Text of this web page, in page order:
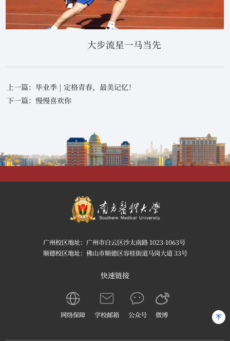
大步流星一马当先
上一篇：毕业季 | 定格青春，最美记忆！
下一篇：慢慢喜欢你
广州校区地址：广州市白云区沙太南路 1023-1063号
顺德校区地址：佛山市顺德区容桂街道马岗大道 33号
快速链接
网络保障 学校邮箱 公众号 微博